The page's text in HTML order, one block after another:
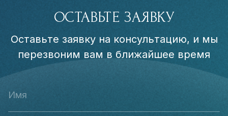
ОСТАВЬТЕ ЗАЯВКУ
Оставьте заявку на консультацию, и мы
перезвоним вам в ближайшее время